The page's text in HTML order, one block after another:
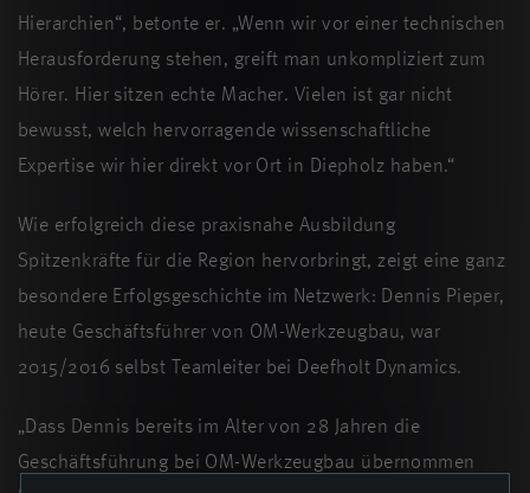
Hierarchien“, betonte er. „Wenn wir vor einer technischen
Herausforderung stehen, greift man unkompliziert zum
Hörer. Hier sitzen echte Macher. Vielen ist gar nicht
bewusst, welch hervorragende wissenschaftliche
Expertise wir hier direkt vor Ort in Diepholz haben.“
Wie erfolgreich diese praxisnahe Ausbildung
Spitzenkräfte für die Region hervorbringt, zeigt eine ganz
besondere Erfolgsgeschichte im Netzwerk: Dennis Pieper,
heute Geschäftsführer von OM-Werkzeugbau, war
2015/2016 selbst Teamleiter bei Deefholt Dynamics.
„Dass Dennis bereits im Alter von 28 Jahren die
Geschäftsführung bei OM-Werkzeugbau übernommen